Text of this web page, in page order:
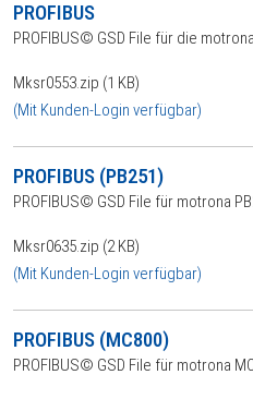
PROFIBUS
PROFIBUS© GSD File für die
Mksr0553.zip (1 KB)
(Mit Kunden-Login verfügbar)
PROFIBUS (PB251)
PROFIBUS© GSD File für motrona
Mksr0635.zip (2 KB)
(Mit Kunden-Login verfügbar)
PROFIBUS (MC800)
PROFIBUS© GSD File für motrona